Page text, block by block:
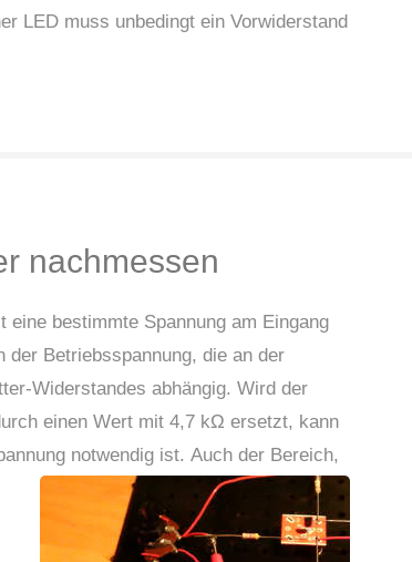
LED muss unbedingt ein Vorwiderstand
nachmessen
bestimmte Spannung am Eingang
Betriebsspannung, die an der
Widerstandes abhängig. Wird der
einen Wert mit 4,7 kΩ ersetzt, kann
notwendig ist. Auch der Bereich,